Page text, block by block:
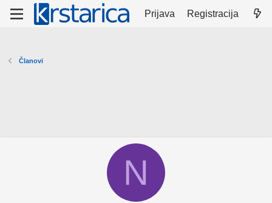
Prijava Registracija
Članovi
N